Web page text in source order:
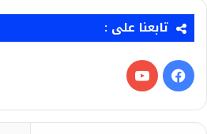
تابعنا على :
فيسبوك‫YouTube